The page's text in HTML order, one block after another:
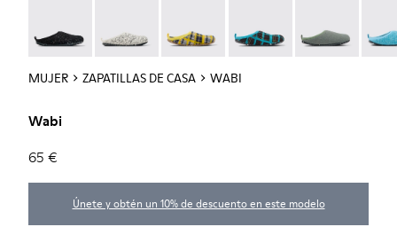
MUJER ZAPATILLAS DE CASA WABI
Wabi
65 €
Únete y obtén un 10% de descuento en este modelo